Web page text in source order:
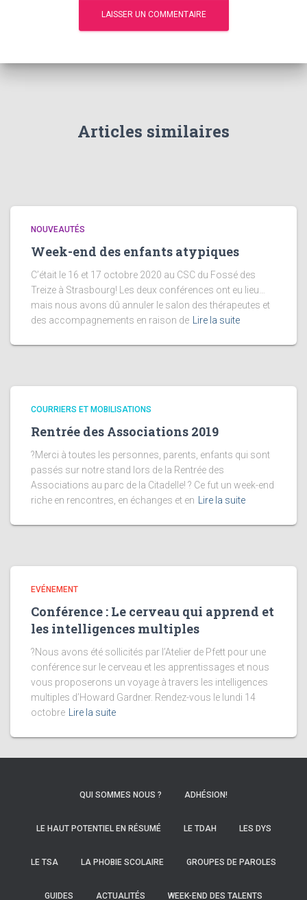
Articles similaires
NOUVEAUTÉS
Week-end des enfants atypiques
C’était le 16 et 17 octobre 2020 au CSC du Fossé des
Treize à Strasbourg! Les deux conférences ont eu lieu…
mais nous avons dû annuler le salon des thérapeutes et
des accompagnements en raison de
Lire la suite
COURRIERS ET MOBILISATIONS
Rentrée des Associations 2019
?Merci à toutes les personnes, parents, enfants qui sont
passés sur notre stand lors de la Rentrée des
Associations au parc de la Citadelle! ? Ce fut un week-end
riche en rencontres, en échanges et en
Lire la suite
EVÉNEMENT
Conférence : Le cerveau qui apprend et
les intelligences multiples
?Nous avons été sollicités par l’Atelier de Pfett pour une
conférence sur le cerveau et les apprentissages et nous
vous proposerons un voyage à travers les intelligences
multiples d’Howard Gardner. Rendez-vous le lundi 14
octobre
Lire la suite
QUI SOMMES NOUS ? ADHÉSION!
LE HAUT POTENTIEL EN RÉSUMÉ LE TDAH LES DYS
LE TSA LA PHOBIE SCOLAIRE GROUPES DE PAROLES
GUIDES ACTUALITÉS WEEK-END DES TALENTS